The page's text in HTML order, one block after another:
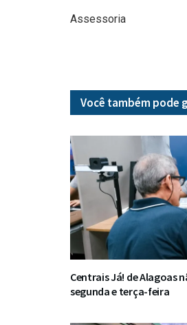
Assessoria
Você também pode
Centrais Já! de Alagoas
segunda e terça-feira